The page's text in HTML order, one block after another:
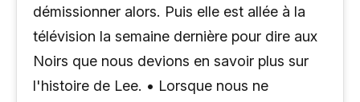
démissionner alors. Puis elle est allée à la
télévision la semaine dernière pour dire aux
Noirs que nous devions en savoir plus sur
l'histoire de Lee. • Lorsque nous ne